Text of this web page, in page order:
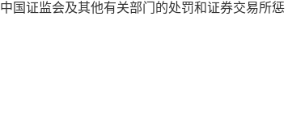
国证监会及其他有关部门的处罚和证券交易所惩